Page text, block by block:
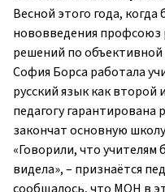
Весной этого года,
нововведения профсоюз
решений по объективной
София Борса работала
русский язык как второй
педагогу гарантирована
закончат основную
«Говорили, что учителям
видела», – признаётся